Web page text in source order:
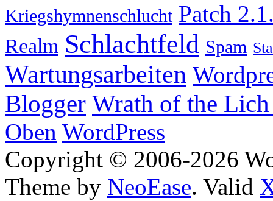
Kriegshymnenschlucht Patch
Realm Schlachtfeld Spam
Wartungsarbeiten
Blogger Wrath of the
Oben WordPress
Copyright © 2006-2026
Theme by NeoEase. Valid